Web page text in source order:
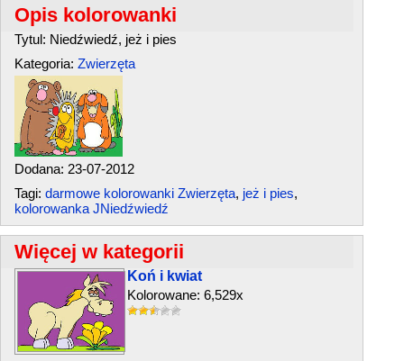
Opis kolorowanki
Tytul: Niedźwiedź, jeż i pies
Kategoria: Zwierzęta
Dodana: 23-07-2012
Tagi: darmowe kolorowanki Zwierzęta, jeż i pies,
kolorowanka JNiedźwiedź
Więcej w kategorii
Koń i kwiat
Kolorowane: 6,529x